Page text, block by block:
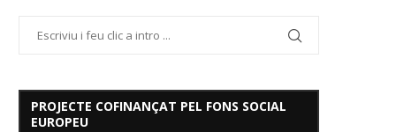
PROJECTE COFINANÇAT PEL FONS SOCIAL
EUROPEU